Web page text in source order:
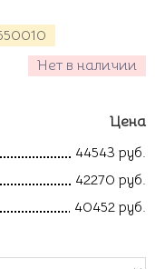
Нет в наличии
Цена
44543 руб.
42270 руб.
40452 руб.